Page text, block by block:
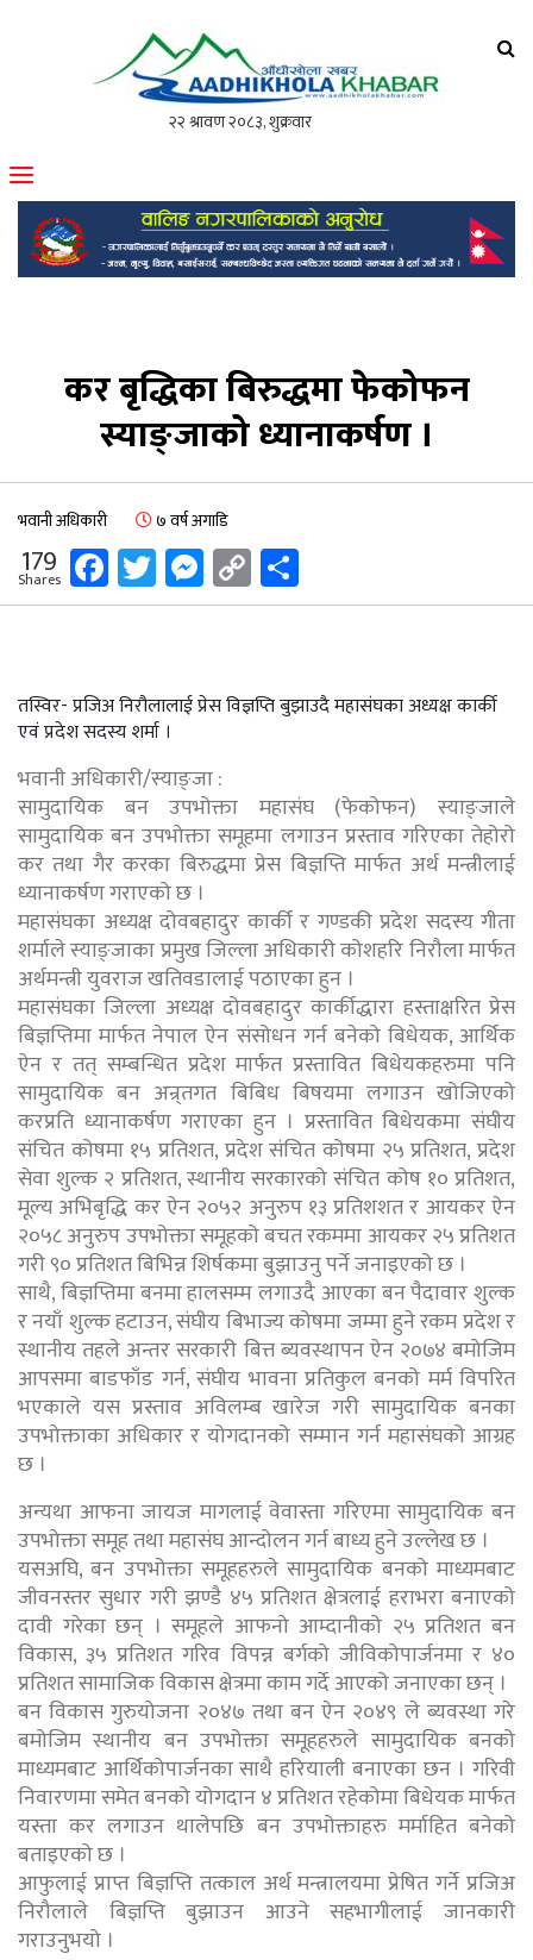
मोफसलकै लोकप्रिय अनलाइन पत्रिका
कर बृद्धिका बिरुद्धमा फेकोफन
स्याङ्जाको ध्यानाकर्षण ।
भवानी अधिकारी ७ वर्ष अगाडि
179
Shares Facebook
Twitter
Messenger
Copy
Link
तस्विर- प्रजिअ निरौलालाई प्रेस विज्ञप्ति बुझाउदै महासंघका अध्यक्ष कार्की
एवं प्रदेश सदस्य शर्मा ।
भवानी अधिकारी/स्याङ्जा :
सामुदायिक बन उपभोक्ता महासंघ (फेकोफन) स्याङ्जाले
सामुदायिक बन उपभोक्ता समूहमा लगाउन प्रस्ताव गरिएका तेहोरो
कर तथा गैर करका बिरुद्धमा प्रेस बिज्ञप्ति मार्फत अर्थ मन्त्रीलाई
ध्यानाकर्षण गराएको छ ।
महासंघका अध्यक्ष दोवबहादुर कार्की र गण्डकी प्रदेश सदस्य गीता
शर्माले स्याङ्जाका प्रमुख जिल्ला अधिकारी कोशहरि निरौला मार्फत
अर्थमन्त्री युवराज खतिवडालाई पठाएका हुन ।
महासंघका जिल्ला अध्यक्ष दोवबहादुर कार्कीद्धारा हस्ताक्षरित प्रेस
बिज्ञप्तिमा मार्फत नेपाल ऐन संसोधन गर्न बनेको बिधेयक, आर्थिक
ऐन र तत् सम्बन्धित प्रदेश मार्फत प्रस्तावित बिधेयकहरुमा पनि
सामुदायिक बन अन्र्तगत बिबिध बिषयमा लगाउन खोजिएको
करप्रति ध्यानाकर्षण गराएका हुन । प्रस्तावित बिधेयकमा संघीय
संचित कोषमा १५ प्रतिशत, प्रदेश संचित कोषमा २५ प्रतिशत, प्रदेश
सेवा शुल्क २ प्रतिशत, स्थानीय सरकारको संचित कोष १० प्रतिशत,
मूल्य अभिबृद्धि कर ऐन २०५२ अनुरुप १३ प्रतिशशत र आयकर ऐन
२०५८ अनुरुप उपभोक्ता समूहको बचत रकममा आयकर २५ प्रतिशत
गरी ९० प्रतिशत बिभिन्न शिर्षकमा बुझाउनु पर्ने जनाइएको छ ।
साथै, बिज्ञप्तिमा बनमा हालसम्म लगाउदै आएका बन पैदावार शुल्क
र नयाँ शुल्क हटाउन, संघीय बिभाज्य कोषमा जम्मा हुने रकम प्रदेश र
स्थानीय तहले अन्तर सरकारी बित्त ब्यवस्थापन ऐन २०७४ बमोजिम
आपसमा बाडफाँड गर्न, संघीय भावना प्रतिकुल बनको मर्म विपरित
भएकाले यस प्रस्ताव अविलम्ब खारेज गरी सामुदायिक बनका
उपभोक्ताका अधिकार र योगदानको सम्मान गर्न महासंघको आग्रह
छ ।
अन्यथा आफना जायज मागलाई वेवास्ता गरिएमा सामुदायिक बन
उपभोक्ता समूह तथा महासंघ आन्दोलन गर्न बाध्य हुने उल्लेख छ ।
यसअघि, बन उपभोक्ता समूहहरुले सामुदायिक बनको माध्यमबाट
जीवनस्तर सुधार गरी झण्डै ४५ प्रतिशत क्षेत्रलाई हराभरा बनाएको
दावी गरेका छन् । समूहले आफनो आम्दानीको २५ प्रतिशत बन
विकास, ३५ प्रतिशत गरिव विपन्न बर्गको जीविकोपार्जनमा र ४०
प्रतिशत सामाजिक विकास क्षेत्रमा काम गर्दे आएको जनाएका छन् ।
बन विकास गुरुयोजना २०४७ तथा बन ऐन २०४९ ले ब्यवस्था गरे
बमोजिम स्थानीय बन उपभोक्ता समूहहरुले सामुदायिक बनको
माध्यमबाट आर्थिकोपार्जनका साथै हरियाली बनाएका छन । गरिवी
निवारणमा समेत बनको योगदान ४ प्रतिशत रहेकोमा बिधेयक मार्फत
यस्ता कर लगाउन थालेपछि बन उपभोक्ताहरु मर्माहित बनेको
बताइएको छ ।
आफुलाई प्राप्त बिज्ञप्ति तत्काल अर्थ मन्त्रालयमा प्रेषित गर्ने प्रजिअ
निरौलाले बिज्ञप्ति बुझाउन आउने सहभागीलाई जानकारी
गराउनुभयो ।